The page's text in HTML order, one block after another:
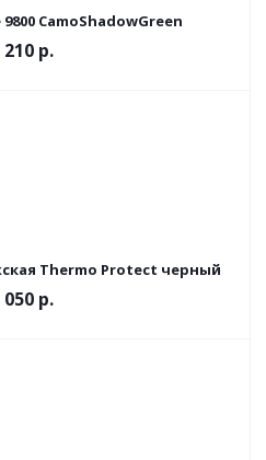
CamoShadowGreen
210 р.
Thermo Protect черный
050 р.